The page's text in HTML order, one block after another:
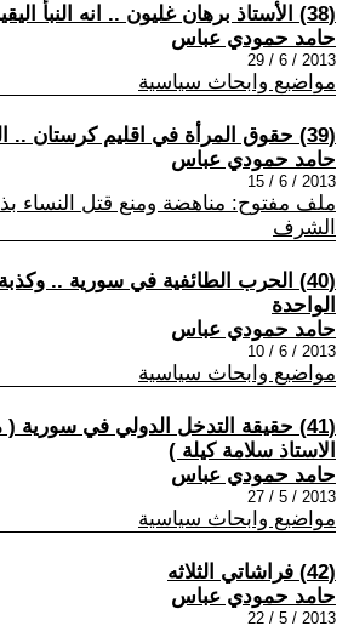
(38) الأستاذ برهان غليون .. انه النبأ اليقين
حامد حمودي عباس
2013 / 6 / 29
مواضيع وابحاث سياسية
(39) حقوق المرأة في اقليم كرستان .. الى أين ؟
حامد حمودي عباس
2013 / 6 / 15
ملف مفتوح: مناهضة ومنع قتل النساء
الشرف
(40) الحرب الطائفية في سورية ..
الواحدة
حامد حمودي عباس
2013 / 6 / 10
مواضيع وابحاث سياسية
(41) حقيقة التدخل الدولي في سورية
الاستاذ سلامة كيلة )
حامد حمودي عباس
2013 / 5 / 27
مواضيع وابحاث سياسية
(42) فراشاتي الثلاثه
حامد حمودي عباس
2013 / 5 / 22